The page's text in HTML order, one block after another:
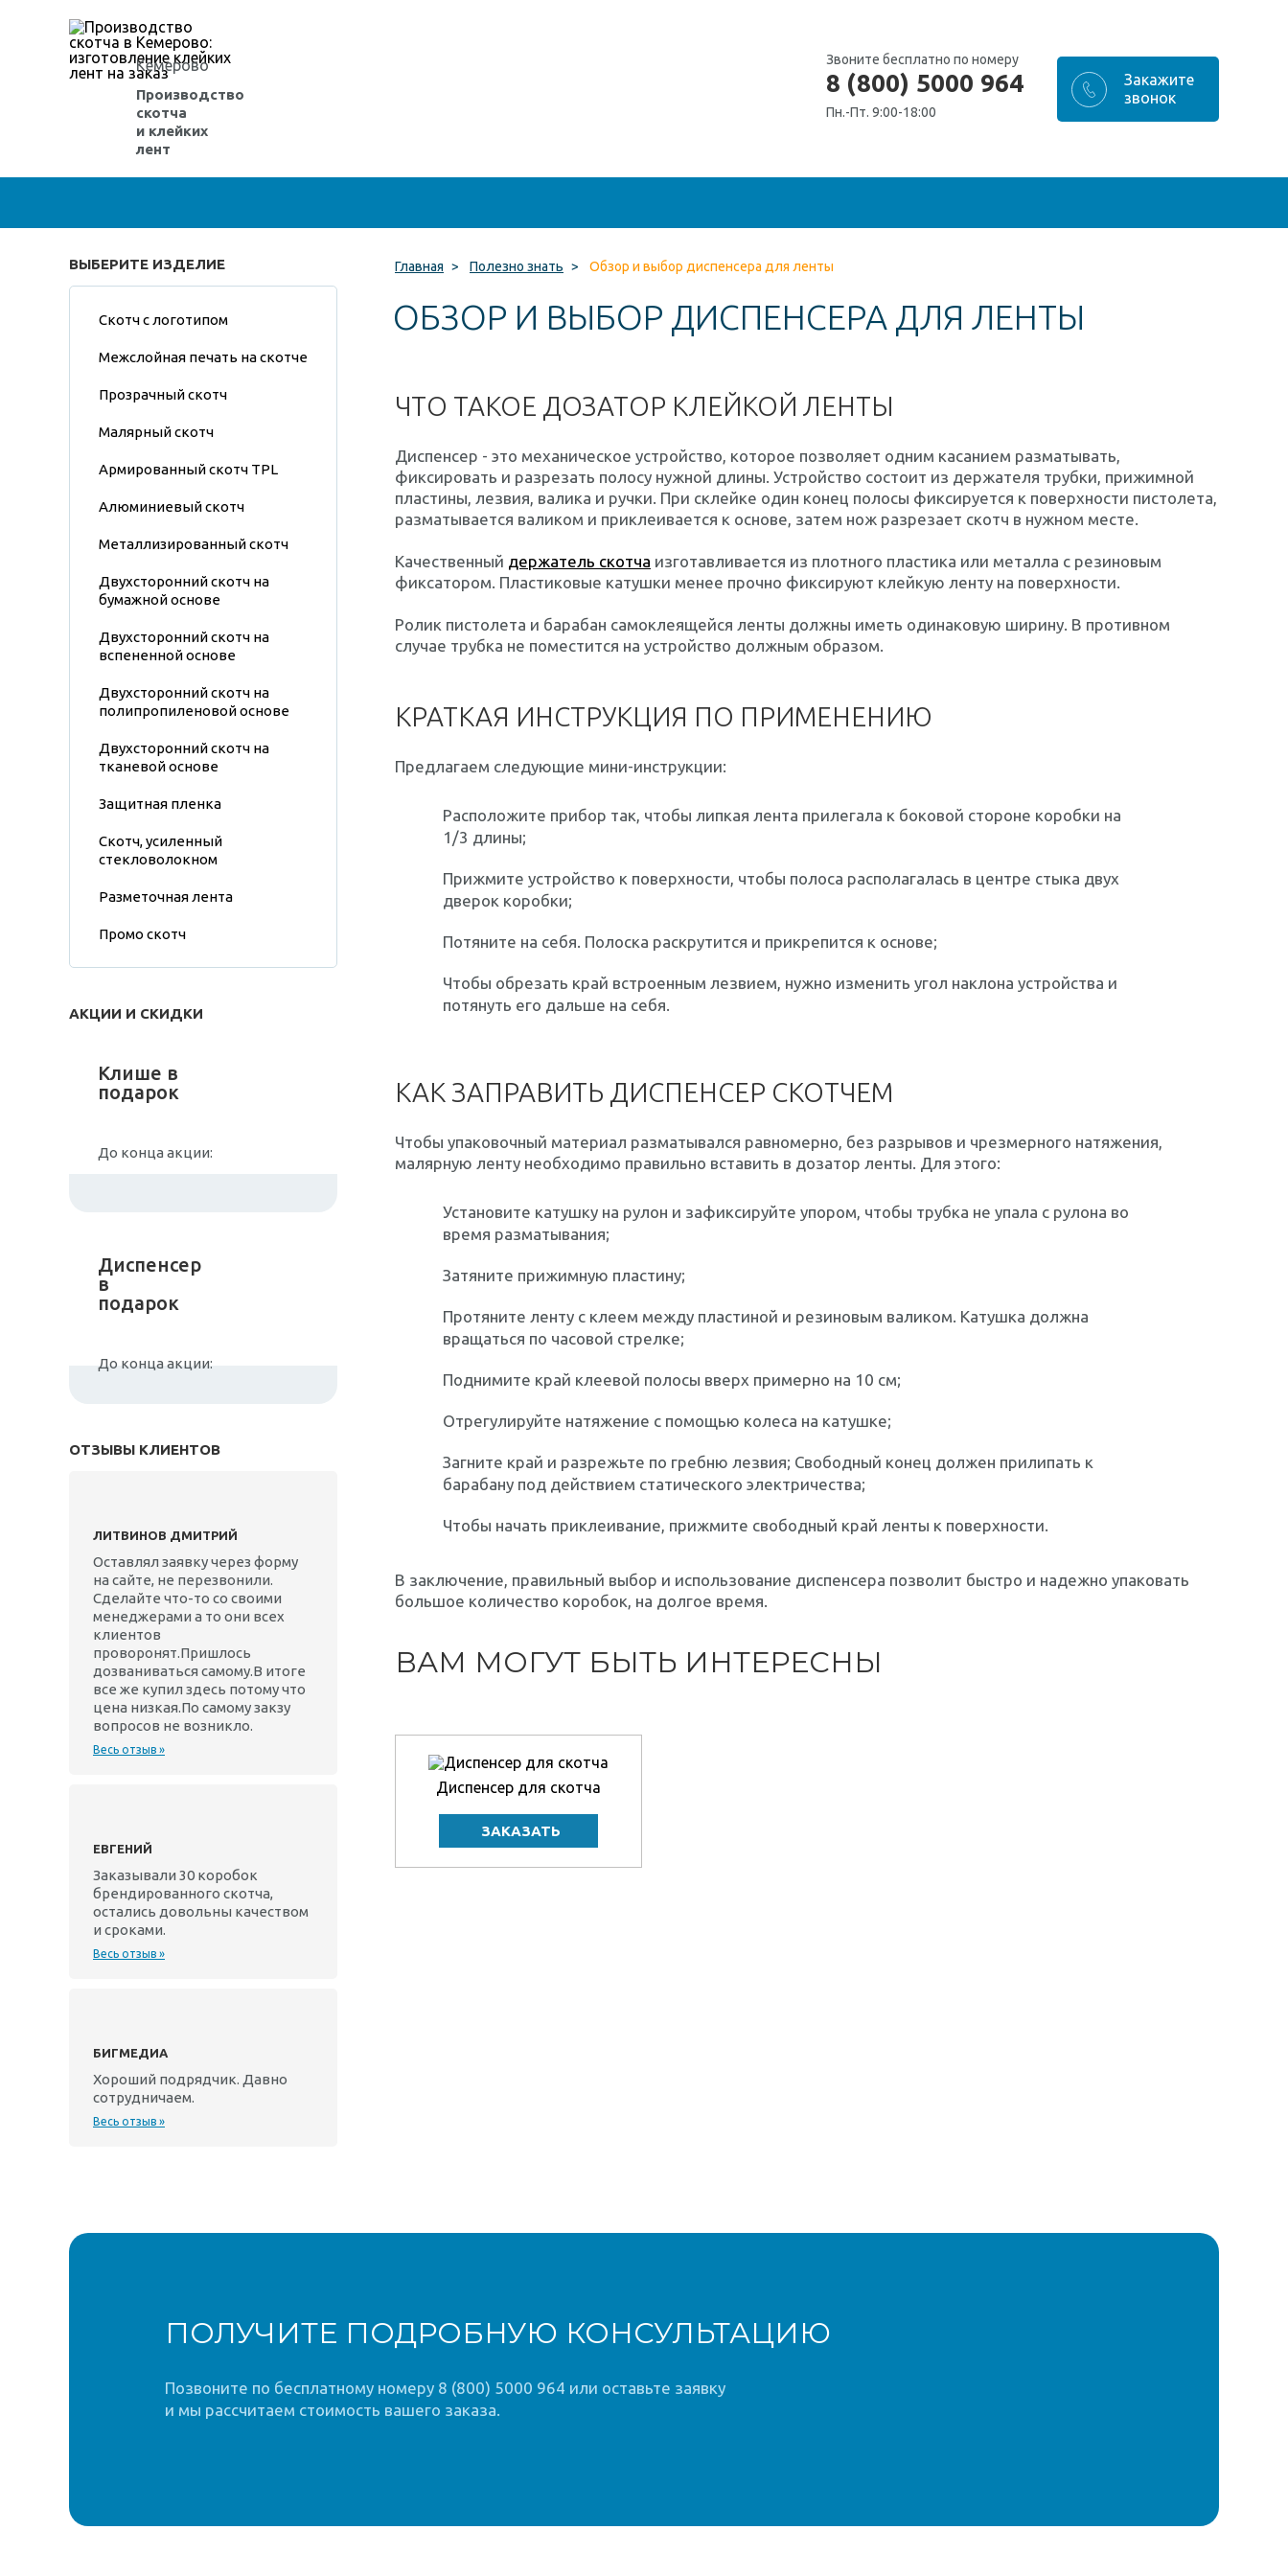
Кемерово
Производство
скотча
и клейких
лент
Звоните бесплатно по номеру
8 (800) 5000 964
Пн.-Пт. 9:00-18:00
ВЫБЕРИТЕ ИЗДЕЛИЕ
Скотч с логотипом
Межслойная печать на скотче
Прозрачный скотч
Малярный скотч
Армированный скотч TPL
Алюминиевый скотч
Металлизированный скотч
Двухсторонний скотч на
бумажной основе
Двухсторонний скотч на
вспененной основе
Двухсторонний скотч на
полипропиленовой основе
Двухсторонний скотч на
тканевой основе
Защитная пленка
Скотч, усиленный
стекловолокном
Разметочная лента
Промо скотч
АКЦИИ И СКИДКИ
Клише в
подарок
До конца акции:
Диспенсер
в
подарок
До конца акции:
ОТЗЫВЫ КЛИЕНТОВ
ЛИТВИНОВ ДМИТРИЙ
Оставлял заявку через форму
на сайте, не перезвонили.
Сделайте что-то со своими
менеджерами а то они всех
клиентов
проворонят.Пришлось
дозваниваться самому.В итоге
все же купил здесь потому что
цена низкая.По самому закзу
вопросов не возникло.
Весь отзыв »
ЕВГЕНИЙ
Заказывали 30 коробок
брендированного скотча,
остались довольны качеством
и сроками.
Весь отзыв »
БИГМЕДИА
Хороший подрядчик. Давно
сотрудничаем.
Весь отзыв »
Главная > Полезно знать > Обзор и выбор диспенсера для ленты
ОБЗОР И ВЫБОР ДИСПЕНСЕРА ДЛЯ ЛЕНТЫ
ЧТО ТАКОЕ ДОЗАТОР КЛЕЙКОЙ ЛЕНТЫ
Диспенсер - это механическое устройство, которое позволяет одним касанием разматывать,
фиксировать и разрезать полосу нужной длины. Устройство состоит из держателя трубки, прижимной
пластины, лезвия, валика и ручки. При склейке один конец полосы фиксируется к поверхности пистолета,
разматывается валиком и приклеивается к основе, затем нож разрезает скотч в нужном месте.
Качественный держатель скотча изготавливается из плотного пластика или металла с резиновым
фиксатором. Пластиковые катушки менее прочно фиксируют клейкую ленту на поверхности.
Ролик пистолета и барабан самоклеящейся ленты должны иметь одинаковую ширину. В противном
случае трубка не поместится на устройство должным образом.
КРАТКАЯ ИНСТРУКЦИЯ ПО ПРИМЕНЕНИЮ
Предлагаем следующие мини-инструкции:
Расположите прибор так, чтобы липкая лента прилегала к боковой стороне коробки на
1/3 длины;
Прижмите устройство к поверхности, чтобы полоса располагалась в центре стыка двух
дверок коробки;
Потяните на себя. Полоска раскрутится и прикрепится к основе;
Чтобы обрезать край встроенным лезвием, нужно изменить угол наклона устройства и
потянуть его дальше на себя.
КАК ЗАПРАВИТЬ ДИСПЕНСЕР СКОТЧЕМ
Чтобы упаковочный материал разматывался равномерно, без разрывов и чрезмерного натяжения,
малярную ленту необходимо правильно вставить в дозатор ленты. Для этого:
Установите катушку на рулон и зафиксируйте упором, чтобы трубка не упала с рулона во
время разматывания;
Затяните прижимную пластину;
Протяните ленту с клеем между пластиной и резиновым валиком. Катушка должна
вращаться по часовой стрелке;
Поднимите край клеевой полосы вверх примерно на 10 см;
Отрегулируйте натяжение с помощью колеса на катушке;
Загните край и разрежьте по гребню лезвия; Свободный конец должен прилипать к
барабану под действием статического электричества;
Чтобы начать приклеивание, прижмите свободный край ленты к поверхности.
В заключение, правильный выбор и использование диспенсера позволит быстро и надежно упаковать
большое количество коробок, на долгое время.
ВАМ МОГУТ БЫТЬ ИНТЕРЕСНЫ
Диспенсер для скотча
ПОЛУЧИТЕ ПОДРОБНУЮ КОНСУЛЬТАЦИЮ
Позвоните по бесплатному номеру 8 (800) 5000 964 или оставьте заявку
и мы рассчитаем стоимость вашего заказа.